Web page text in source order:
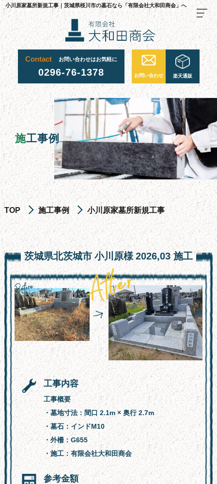
小川原家墓所新規工事｜茨城県桜川市の墓石なら「有限会社大和田商会」へ
Contact お問い合わせはお気軽に
0296-76-1378 お問い合わせ 楽天通販
施工事例
TOP 施工事例 小川原家墓所新規工事
TOP
当社が選ばれる理由
施工事例
お墓について
お墓を建てる
お墓のリフォーム・修繕
お墓じまい
お墓の引っ越し
文字彫り
採用情報
楽天通販
スタッフ紹介
よくある質問
会社概要
お問い合わせフォーム
サイトマップ
新着情報
茨城県北茨城市 小川原様 2026,03施工
工事内容
工事概要
・墓地寸法：間口 2.1m × 奥行 2.7m
・墓石：インドM10
・外柵：G655
・施工：有限会社大和田商会
参考金額